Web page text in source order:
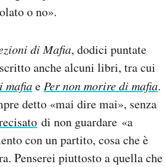
o no».
di Mafia, dodici puntate
scritto anche alcuni libri, tra cui
mafiae Per non morire di mafia.
detto «mai dire mai», senza
di non guardare «a
con un partito, cosa che è
Penserei piuttosto a quella che